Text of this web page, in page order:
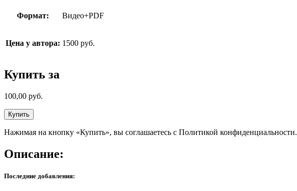
Формат: Видео+PDF
Цена у автора: 1500 руб.
Купить за
100,00 руб.
Купить
Нажимая на кнопку «Купить», вы соглашаетесь с Политикой конфиденциальности.
Описание:
Последние добавления: